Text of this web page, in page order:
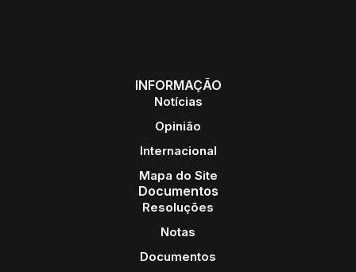
INFORMAÇÃO
Notícias
Opinião
Internacional
Mapa do Site
Documentos
Resoluções
Notas
Documentos